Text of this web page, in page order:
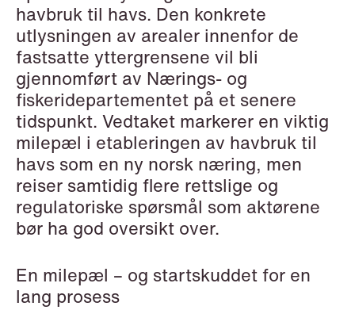
NEWS
Schjødt Nordic Competition Outlook
havbruk til havs. Den konkrete
utlysningen av arealer innenfor de
fastsatte yttergrensene vil bli
gjennomført av Nærings- og
fiskeridepartementet på et senere
tidspunkt. Vedtaket markerer en viktig
milepæl i etableringen av havbruk til
havs som en ny norsk næring, men
reiser samtidig flere rettslige og
regulatoriske spørsmål som aktørene
bør ha god oversikt over.
En milepæl – og startskuddet for en
lang prosess